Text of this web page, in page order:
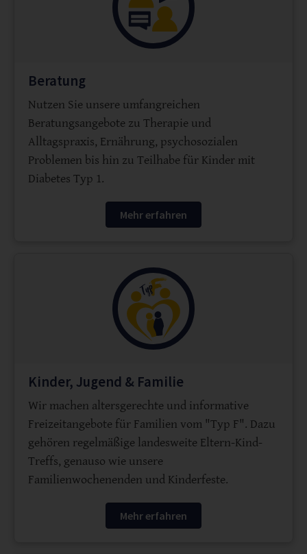
Beratung
Nutzen Sie unsere umfangreichen
Beratungsangebote zu Therapie und
Alltagspraxis, Ernährung, psychosozialen
Problemen bis hin zu Teilhabe für Kinder mit
Diabetes Typ 1.
Mehr erfahren
Kinder, Jugend & Familie
Wir machen altersgerechte und informative
Freizeitangebote für Familien vom "Typ F". Dazu
gehören regelmäßige landesweite Eltern-Kind-
Treffs, genauso wie unsere
Familienwochenenden und Kinderfeste.
Mehr erfahren